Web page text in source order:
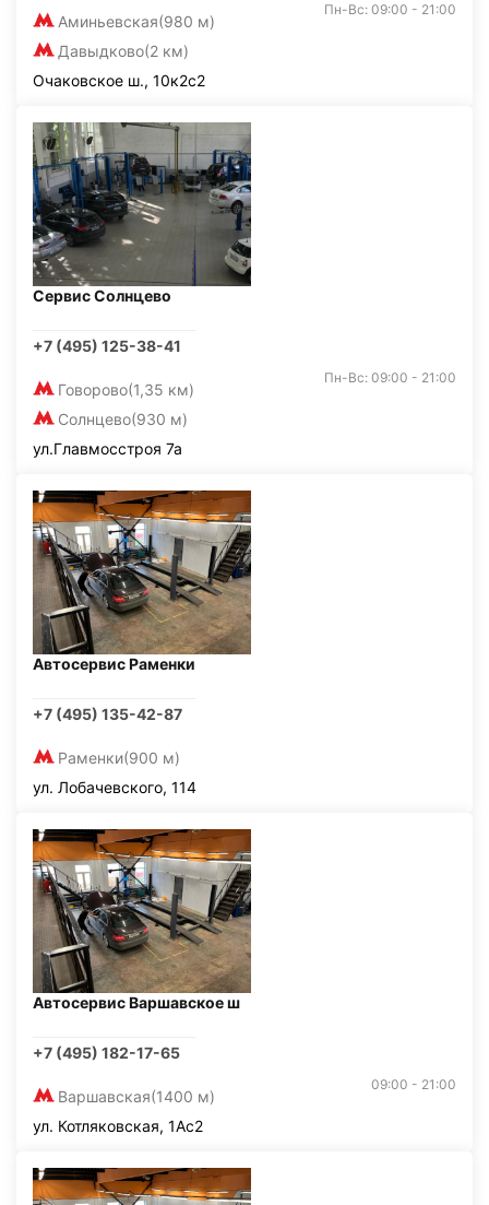
Аминьевская(980 м)
Давыдково(2 км)
Пн-Вс: 09:00 - 21:00
Очаковское ш., 10к2с2
Сервис Солнцево
+7 (495) 125-38-41
Говорово(1,35 км)
Солнцево(930 м)
Пн-Вс: 09:00 - 21:00
ул.Главмосстроя 7а
Автосервис Раменки
+7 (495) 135-42-87
Раменки(900 м)
ул. Лобачевского, 114
Автосервис Варшавское ш
+7 (495) 182-17-65
Варшавская(1400 м)
09:00 - 21:00
ул. Котляковская, 1Ас2